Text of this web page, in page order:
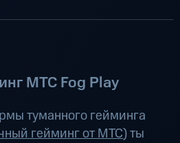
МТС Fog Play
туманного гейминга
гейминг от МТС) ты